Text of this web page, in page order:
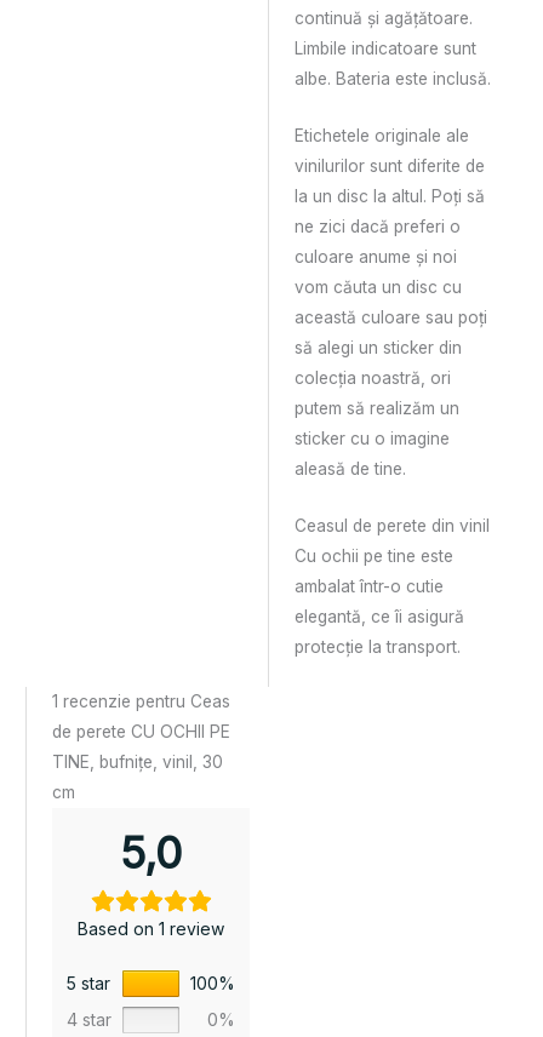
continuă și agățătoare.
Limbile indicatoare sunt
albe. Bateria este inclusă.
Etichetele originale ale
vinilurilor sunt diferite de
la un disc la altul. Poți să
ne zici dacă preferi o
culoare anume și noi
vom căuta un disc cu
această culoare sau poți
să alegi un sticker din
colecția noastră, ori
putem să realizăm un
sticker cu o imagine
aleasă de tine.
Ceasul de perete din vinil
Cu ochii pe tine este
ambalat într-o cutie
elegantă, ce îi asigură
protecție la transport.
1 recenzie pentru Ceas
de perete CU OCHII PE
TINE, bufnițe, vinil, 30
cm
5,0
Based on 1 review
5 star
100%
4 star
0%